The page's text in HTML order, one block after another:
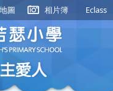
圖 相片簿 Eclass